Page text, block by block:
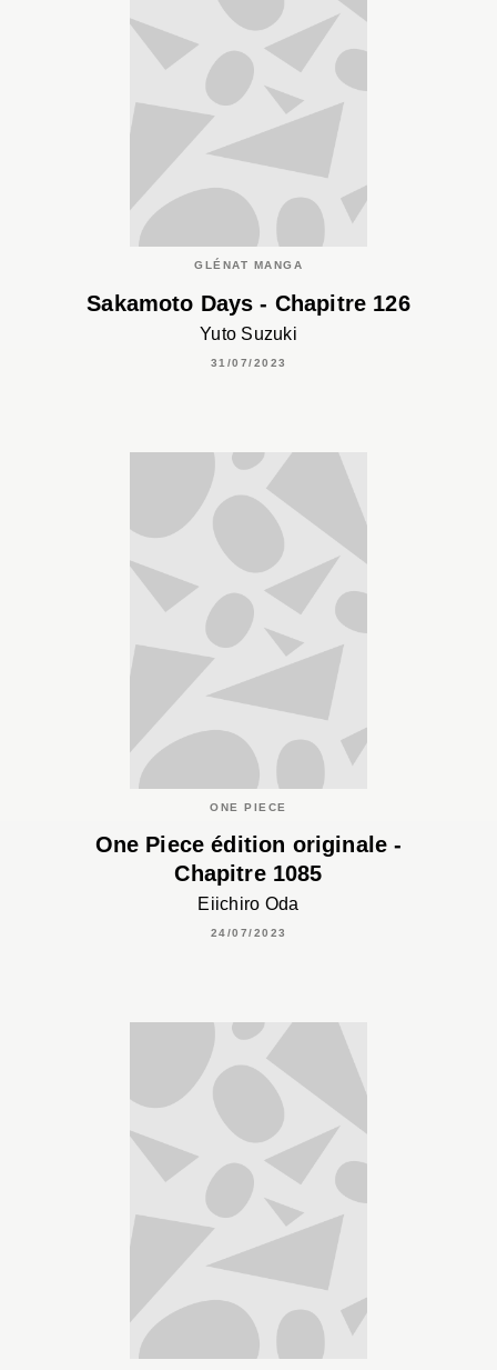
GLÉNAT MANGA
Sakamoto Days - Chapitre 126
Yuto Suzuki
31/07/2023
ONE PIECE
One Piece édition originale -
Chapitre 1085
Eiichiro Oda
24/07/2023